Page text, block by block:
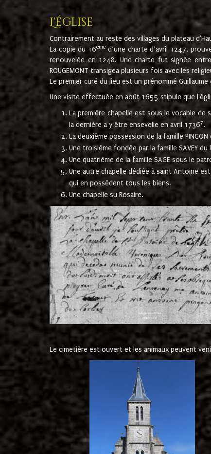
L'église
Contrairement au reste des villages du plateau
La copie du 16ème d’une charte d’avril 1247,
renouvelée en 1248. Une charte fut signée
ROUGEMONT transigea plusieurs fois avec les
Le premier curé du lieu est un prénommé
Une visite effectuée en août 1655 stipule que
La première chapelle est sous le vocable de
la dernière a y être ensevelie en avril 17367.
La deuxième possession de la famille
Une troisième fondée par la famille SAVEY
Une quatrième de la famille SAGE sous le
Une autre chapelle dédiée à saint Antoine
qui en possèdent tous les biens.
Une chapelle su Rosaire.
Le cimetière est ouvert et les animaux peuvent